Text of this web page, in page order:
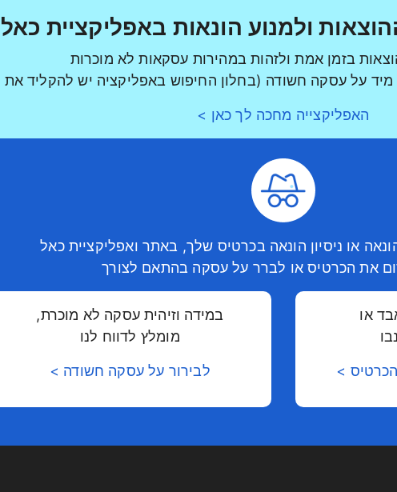
ולמנוע הונאות באפליקציית כאל
בזמן אמת ולזהות במהירות עסקאות לא מוכרות
האפליקצייה מחכה לך כאן >
או ניסיון הונאה בכרטיס שלך, באתר ואפליקציית כאל
את הכרטיס או לברר על עסקה בהתאם לצורך
או
>
במידה וזיהית עסקה לא מוכרת,
מומלץ לדווח לנו
לבירור על עסקה חשודה >